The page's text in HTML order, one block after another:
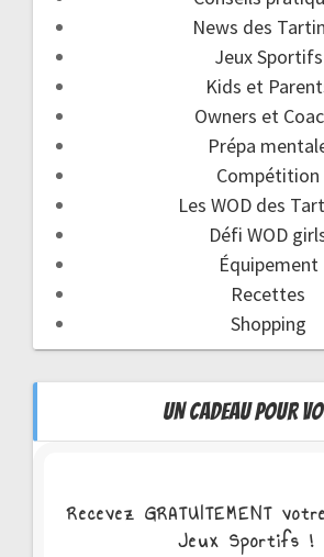
News des
Jeux Sportifs
Kids et
Owners et
Prépa
Compétition
Les WOD des
Défi WOD
Équipement
Recettes
Shopping
UN CADEAU POUR
Recevez GRATUITEMENT
Jeux Sportifs !